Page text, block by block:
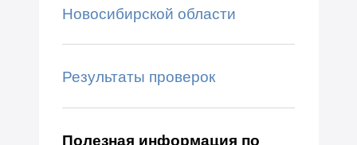
Новосибирской области
Результаты проверок
Полезная информация по